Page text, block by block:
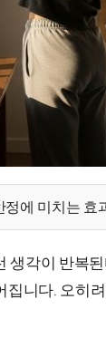
에 미치는 효
생각이 반복
니다. 오히